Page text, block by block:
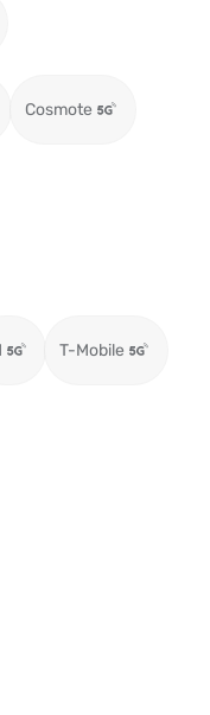
Cosmote
T-Mobile